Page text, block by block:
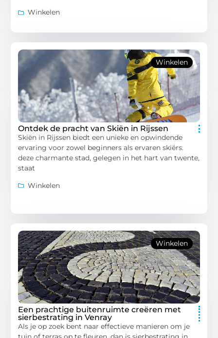
Winkelen
Winkelen
Ontdek de pracht van Skiën in Rijssen
Skiën in Rijssen biedt een unieke en opwindende
ervaring voor zowel beginners als ervaren skiërs.
deze charmante stad, gelegen in het hart van twente,
staat
Winkelen
Winkelen
Een prachtige buitenruimte creëren met
sierbestrating in Venray
Als je op zoek bent naar effectieve manieren om je